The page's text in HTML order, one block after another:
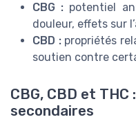
CBG : potentiel
douleur, effets sur
CBD :propriétés
soutien contre
CBG, CBD et
secondaires